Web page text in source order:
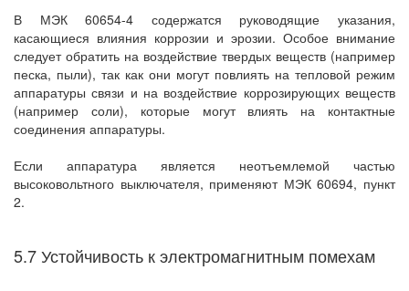
В МЭК 60654-4 содержатся руководящие указания,
касающиеся влияния коррозии и эрозии. Особое внимание
следует обратить на воздействие твердых веществ (например
песка, пыли), так как они могут повлиять на тепловой режим
аппаратуры связи и на воздействие коррозирующих веществ
(например соли), которые могут влиять на контактные
соединения аппаратуры.
Если аппаратура является неотъемлемой частью
высоковольтного выключателя, применяют МЭК 60694, пункт
2.
5.7 Устойчивость к электромагнитным помехам